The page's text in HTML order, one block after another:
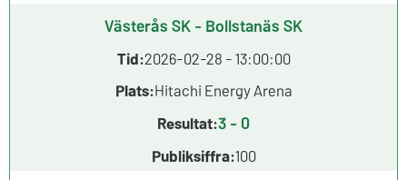
Västerås SK - Bollstanäs SK
Tid:2026-02-28 - 13:00:00
Plats:Hitachi Energy Arena
Resultat:3 - 0
Publiksiffra:100